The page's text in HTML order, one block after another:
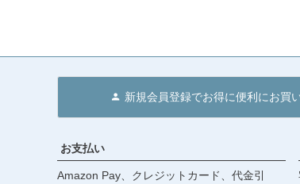
新規会員登録でお得に便利にお買
お支払い
Amazon Pay、クレジットカード、代金引